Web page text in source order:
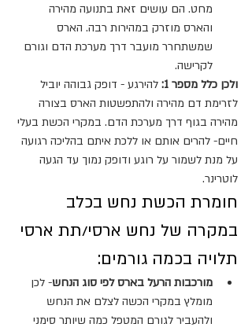
מחט. הם עושים זאת בתנועה מהירה
והארס מוזרק במהירות רבה. הארס
שמשתחרר מועבר דרך מערכת הדם וגורם
לקרישה.
ולכן כלל מספר 1:
להירגע - דופק גבוהה יוביל
לזרימת דם מהירה ולהתפשטות הארס בצורה
מהירה בגוף דרך מערכת הדם. במקרי הכשת בעלי
חיים- להרים אותם או ללכת איתם בהליכה רגועה
על מנת לשמור על רוגע ודופק נמוך עד הגעה
לוטרינר.
חומרת הכשת נחש בכלב
במקרה של נחש ארסי/תת ארסי
תלויה בכמה גורמים:
מורכבות הרעל בארס לפי סוג הנחש- לכן
מומלץ במקרי הכשה לצלם את הנחש
ולהעביר לגורם המטפל כמה שיותר סימני